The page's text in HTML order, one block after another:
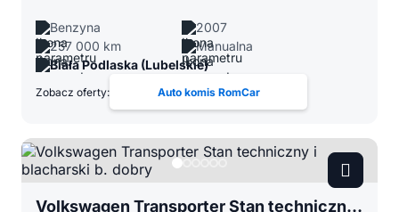
Benzyna
2007
257 000 km
Manualna
Biała Podlaska (Lubelskie)
Zobacz oferty: Auto komis RomCar
Volkswagen Transporter Stan techniczny i blacharski b. dobry